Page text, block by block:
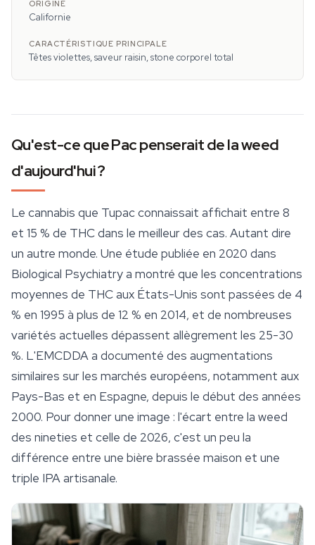
Californie
Têtes violettes, saveur raisin, stone corporel total
Qu'est-ce que Pac penserait de la weed
d'aujourd'hui ?
Le cannabis que Tupac connaissait affichait entre 8
et 15 % de THC dans le meilleur des cas. Autant dire
un autre monde. Une étude publiée en 2020 dans
Biological Psychiatrya montré que les concentrations
moyennes de THC aux États-Unis sont passées de 4
% en 1995 à plus de 12 % en 2014, et de nombreuses
variétés actuelles dépassent allègrement les 25-30
%. L'EMCDDA a documenté des augmentations
similaires sur les marchés européens, notamment aux
Pays-Bas et en Espagne, depuis le début des années
2000. Pour donner une image : l'écart entre la weed
des nineties et celle de 2026, c'est un peu la
différence entre une bière brassée maison et une
triple IPA artisanale.